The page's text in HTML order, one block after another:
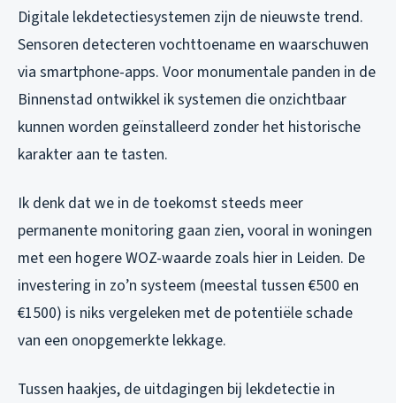
Digitale lekdetectiesystemen zijn de nieuwste trend.
Sensoren detecteren vochttoename en waarschuwen
via smartphone-apps. Voor monumentale panden in de
Binnenstad ontwikkel ik systemen die onzichtbaar
kunnen worden geïnstalleerd zonder het historische
karakter aan te tasten.
Ik denk dat we in de toekomst steeds meer
permanente monitoring gaan zien, vooral in woningen
met een hogere WOZ-waarde zoals hier in Leiden. De
investering in zo’n systeem (meestal tussen €500 en
€1500) is niks vergeleken met de potentiële schade
van een onopgemerkte lekkage.
Tussen haakjes, de uitdagingen bij lekdetectie in